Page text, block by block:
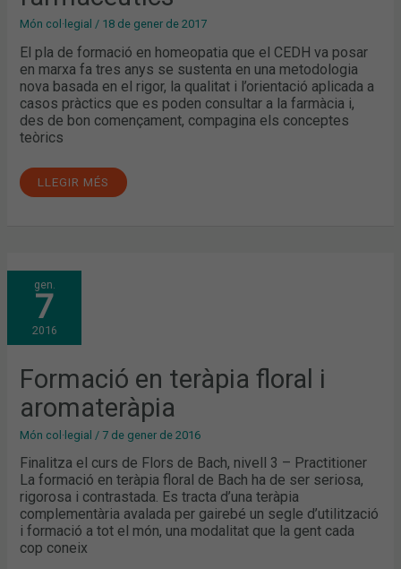
Món col·legial / 18 de gener de 2017
El pla de formació en homeopatia que el CEDH va posar
en marxa fa tres anys se sustenta en una metodologia
nova basada en el rigor, la qualitat i l’orientació aplicada a
casos pràctics que es poden consultar a la farmàcia i,
des de bon començament, compagina els conceptes
teòrics
LLEGIR MÉS
gen.
7
2016
Formació en teràpia floral i
aromateràpia
Món col·legial / 7 de gener de 2016
Finalitza el curs de Flors de Bach, nivell 3 – Practitioner
La formació en teràpia floral de Bach ha de ser seriosa,
rigorosa i contrastada. Es tracta d’una teràpia
complementària avalada per gairebé un segle d’utilització
i formació a tot el món, una modalitat que la gent cada
cop coneix
FORMACIÓ
EN
TERÀPIA
FLORAL
I
AROMATERÀPIA